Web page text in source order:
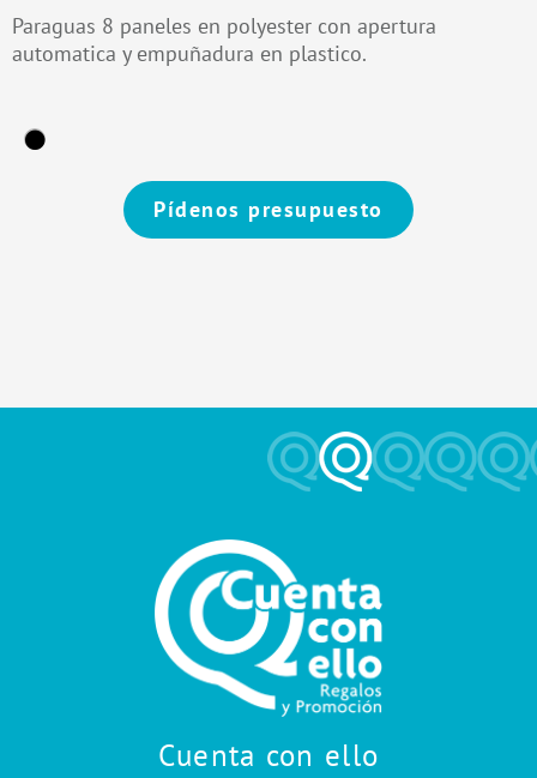
Paraguas 8 paneles en polyester con apertura
automatica y empuñadura en plastico.
Pídenos presupuesto
Cuenta con ello